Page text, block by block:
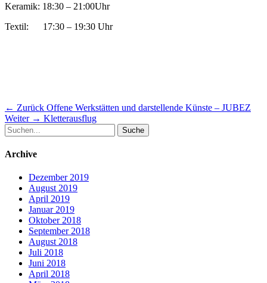
Keramik: 18:30 – 21:00Uhr
Textil: 17:30 – 19:30 Uhr
Beitragsnavigation
← Zurück Vorheriger
Beitrag:
Offene Werkstätten und darstellende Künste – JUBEZ
Weiter → Nächster
Kletterausflug
Suche
nach:
Archive
Dezember 2019
August 2019
April 2019
Januar 2019
Oktober 2018
September 2018
August 2018
Juli 2018
Juni 2018
April 2018